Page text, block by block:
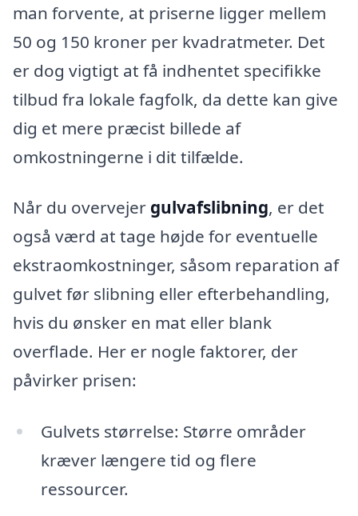
man forvente, at priserne ligger mellem
50 og 150 kroner per kvadratmeter. Det
er dog vigtigt at få indhentet specifikke
tilbud fra lokale fagfolk, da dette kan give
dig et mere præcist billede af
omkostningerne i dit tilfælde.
Når du overvejer gulvafslibning, er det
også værd at tage højde for eventuelle
ekstraomkostninger, såsom reparation af
gulvet før slibning eller efterbehandling,
hvis du ønsker en mat eller blank
overflade. Her er nogle faktorer, der
påvirker prisen:
Gulvets størrelse: Større områder
kræver længere tid og flere
ressourcer.